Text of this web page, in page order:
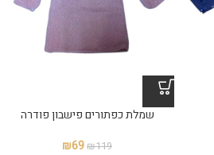
שמלת כפתורים פישבון פודרה
₪119
₪69